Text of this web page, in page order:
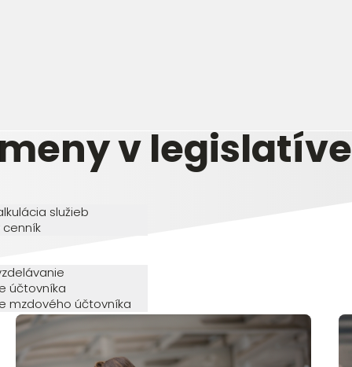
služieb
cenník
účtovníka
mzdového účtovníka
v legislatíve